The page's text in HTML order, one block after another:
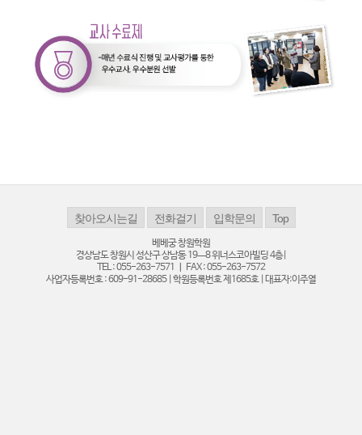
베베궁 창원학원
경상남도 창원시 성산구 상남동 19ㅡ8 위너스코아빌딩 4층|
TEL : 055-263-7571 ㅣ FAX : 055-263-7572
사업자등록번호 : 609-91-28685 | 학원등록번호 제1685호 | 대표자:이주열